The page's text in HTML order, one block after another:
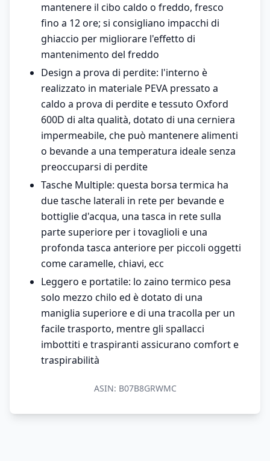
mantenere il cibo caldo o freddo, fresco
fino a 12 ore; si consigliano impacchi di
ghiaccio per migliorare l'effetto di
mantenimento del freddo
Design a prova di perdite: l'interno è
realizzato in materiale PEVA pressato a
caldo a prova di perdite e tessuto Oxford
600D di alta qualità, dotato di una cerniera
impermeabile, che può mantenere alimenti
o bevande a una temperatura ideale senza
preoccuparsi di perdite
Tasche Multiple: questa borsa termica ha
due tasche laterali in rete per bevande e
bottiglie d'acqua, una tasca in rete sulla
parte superiore per i tovaglioli e una
profonda tasca anteriore per piccoli oggetti
come caramelle, chiavi, ecc
Leggero e portatile: lo zaino termico pesa
solo mezzo chilo ed è dotato di una
maniglia superiore e di una tracolla per un
facile trasporto, mentre gli spallacci
imbottiti e traspiranti assicurano comfort e
traspirabilità
ASIN: B07B8GRWMC